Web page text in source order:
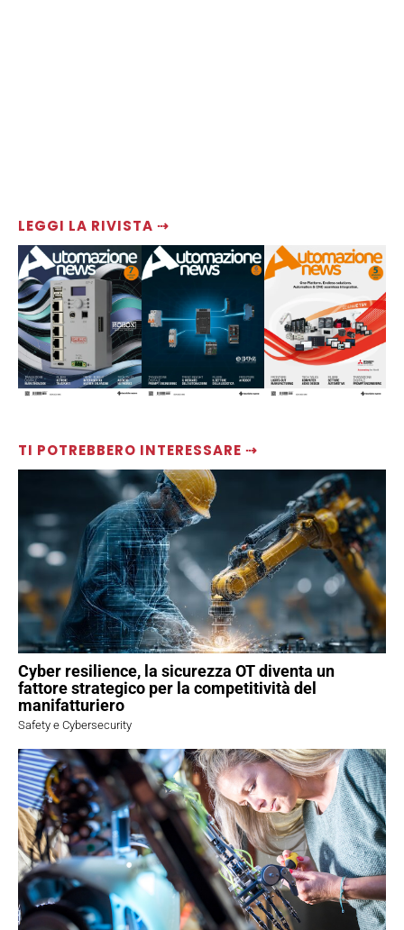
LEGGI LA RIVISTA ⇢
TI POTREBBERO INTERESSARE ⇢
Cyber resilience, la sicurezza OT diventa un
fattore strategico per la competitività del
manifatturiero
Safety e Cybersecurity